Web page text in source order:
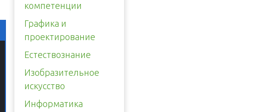
компетенции
Графика и
проектирование
Естествознание
Изобразительное
искусство
Информатика